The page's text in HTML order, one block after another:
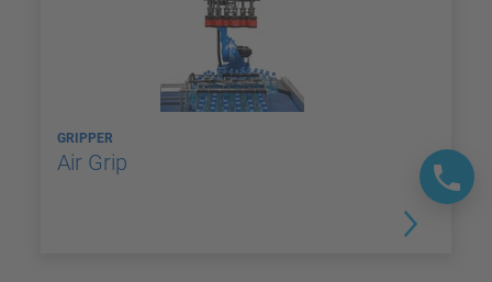
GRIPPER
Air Grip